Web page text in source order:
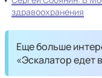
здравоохранения
Еще больше
«Эскалатор едет